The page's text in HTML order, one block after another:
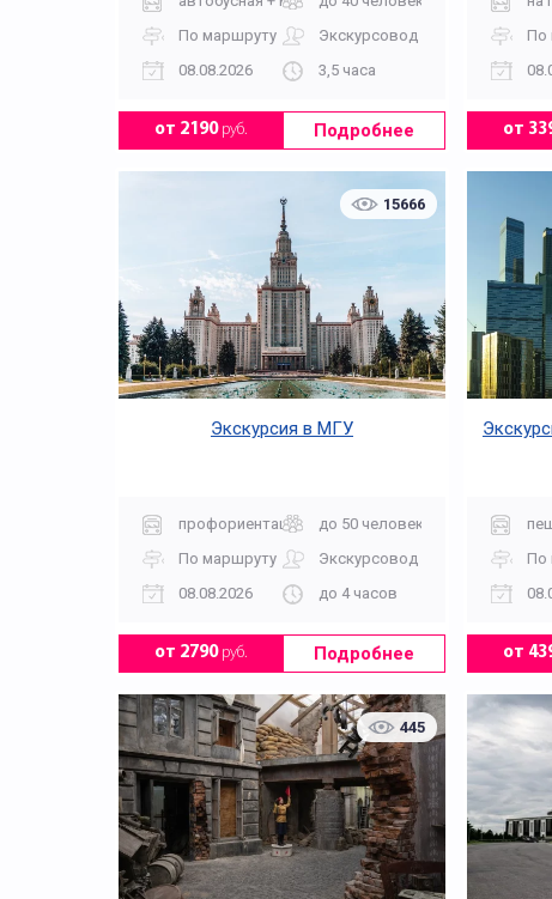
По маршруту
Экскурсовод
08.08.2026
3,5 часа
от 2190руб. Подробнее
По
от
15666
Экскурсия в МГУ
профориентация
до 50 человек
По маршруту
Экскурсовод
08.08.2026
до 4 часов
от 2790руб. Подробнее
По
от
445